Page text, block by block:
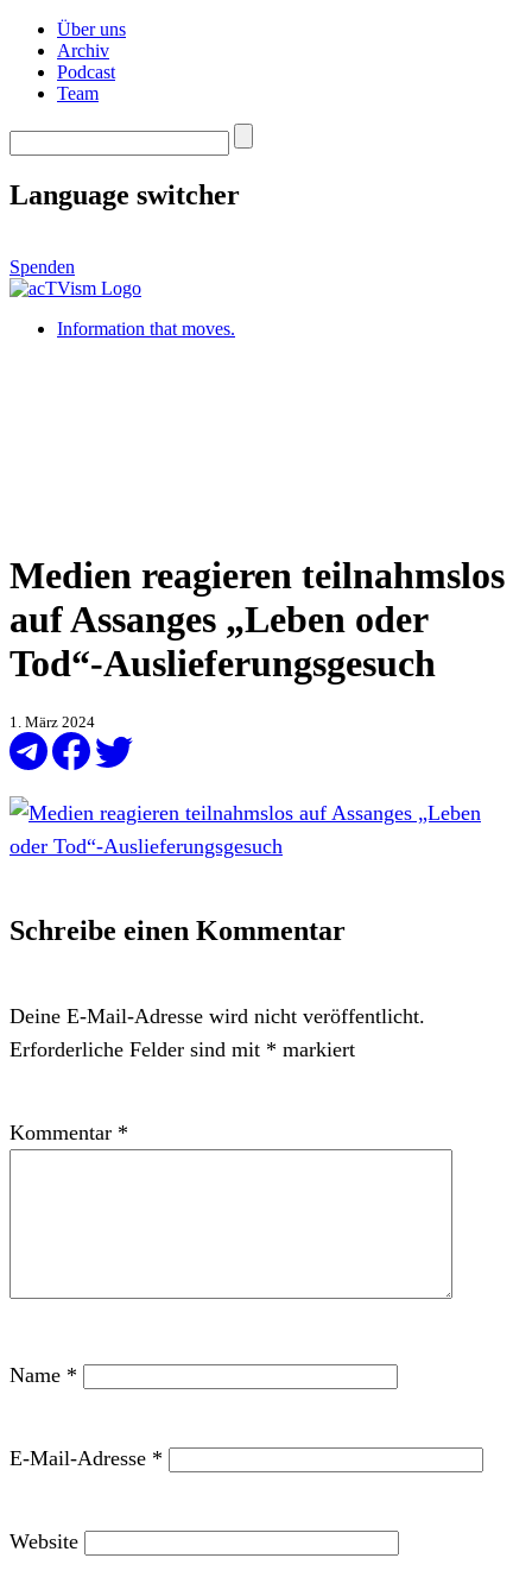
Über uns
Archiv
Podcast
Team
Language switcher
Spenden
Information that moves.
Medien reagieren teilnahmslos
auf Assanges „Leben oder
Tod“-Auslieferungsgesuch
1. März 2024
Schreibe einen Kommentar
Deine E-Mail-Adresse wird nicht veröffentlicht.
Erforderliche Felder sind mit * markiert
Kommentar *
Name *
E-Mail-Adresse *
Website